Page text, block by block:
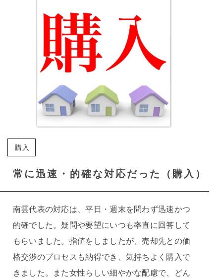
購入
常に迅速・的確な対応だった（購入）
南雲代表の対応は、平日・週末を問わず迅速かつ
的確でした。疑問や要望にいつも率直に回答して
もらいました。指値をしましたが、売却先との価
格交渉のプロセスも納得でき、気持ちよく購入で
きました。また女性らしい細やかな配慮で、どん